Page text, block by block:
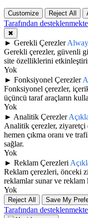
Customize Reject All
Tarafından
✖
► Gerekli Çerezler
Gerekli çerezler, güvenli
site özelliklerini
Yok
► Fonksiyonel Çerezler
Fonksiyonel çerezler,
üçüncü taraf araçların
Yok
► Analitik Çerezler
Analitik çerezler, ziyaretçi
hemen çıkma oranı ve
sağlar.
Yok
► Reklam Çerezleri
Reklam çerezleri, önceki
reklamlar sunar ve reklam
Yok
Reject All Save My
Tarafından